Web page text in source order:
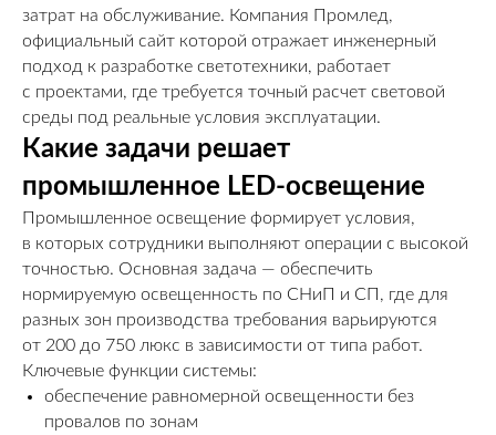
затрат на обслуживание. Компания Промлед,
официальный сайт которой отражает инженерный
подход к разработке светотехники, работает
с проектами, где требуется точный расчет световой
среды под реальные условия эксплуатации.
Какие задачи решает
промышленное LED-освещение
Промышленное освещение формирует условия,
в которых сотрудники выполняют операции с высокой
точностью. Основная задача — обеспечить
нормируемую освещенность по СНиП и СП, где для
разных зон производства требования варьируются
от 200 до 750 люкс в зависимости от типа работ.
Ключевые функции системы:
обеспечение равномерной освещенности без
провалов по зонам